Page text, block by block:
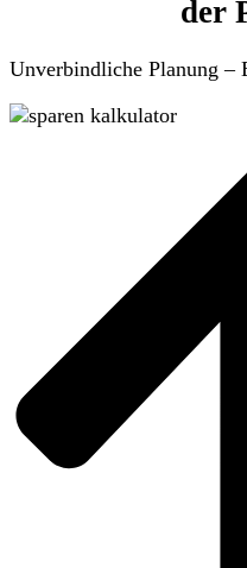
der
Unverbindliche Planung –